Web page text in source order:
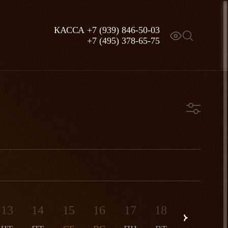
КАССА +7 (939) 846-50-03
+7 (495) 378-65-75
Премьера
13 14 15 16 17 18